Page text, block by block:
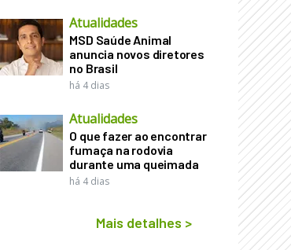
Atualidades
MSD Saúde Animal
anuncia novos diretores
no Brasil
há 4 dias
Atualidades
O que fazer ao encontrar
fumaça na rodovia
durante uma queimada
há 4 dias
Mais detalhes >